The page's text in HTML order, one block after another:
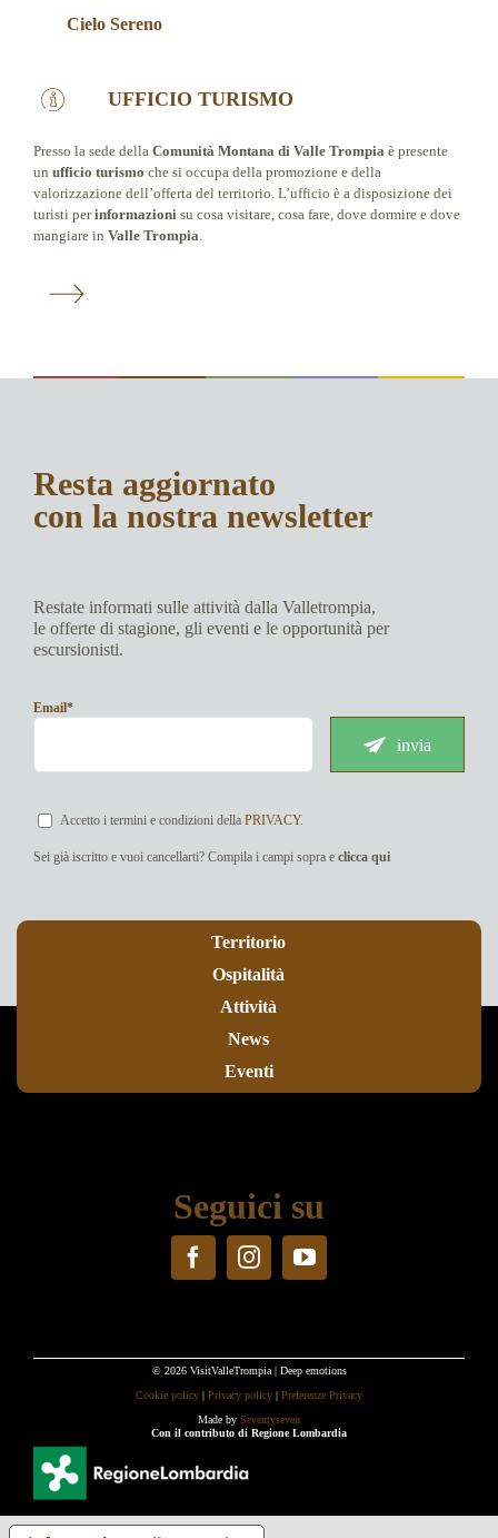
Cielo Sereno
UFFICIO TURISMO
Presso la sede della Comunità Montana di Valle Trompia è presente
un ufficio turismo che si occupa della promozione e della
valorizzazione dell’offerta del territorio. L’ufficio è a disposizione dei
turisti perinformazioni su cosa visitare, cosa fare, dove dormire e dove
mangiare in Valle Trompia
Resta aggiornato
con la nostra newsletter
Restate informati sulle attività dalla Valletrompia,
le offerte di stagione, gli eventi e le opportunità per
escursionisti.
Email*
invia
Accetto i termini e condizioni della PRIVACY.
Sei già iscritto e vuoi cancellarti? Compila i campi sopra e clicca qui
Territorio
Ospitalità
Attività
News
Eventi
Seguici su
© 2026 VisitValleTrompia | Deep emotions
Cookie policy | Privacy policy | Preferenze Privacy
Made by Seventyseven
Con il contributo di Regione Lombardia